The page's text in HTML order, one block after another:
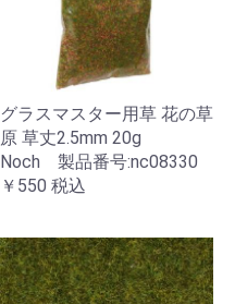
グラスマスター用草 花の草
原 草丈2.5mm 20g
Noch 製品番号:nc08330
￥550 税込